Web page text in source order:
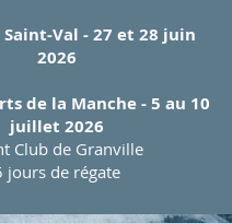
Saint-Val - 27 et 28 juin
2026
de la Manche - 5 au 10
juillet 2026
Club de Granville
jours de régate